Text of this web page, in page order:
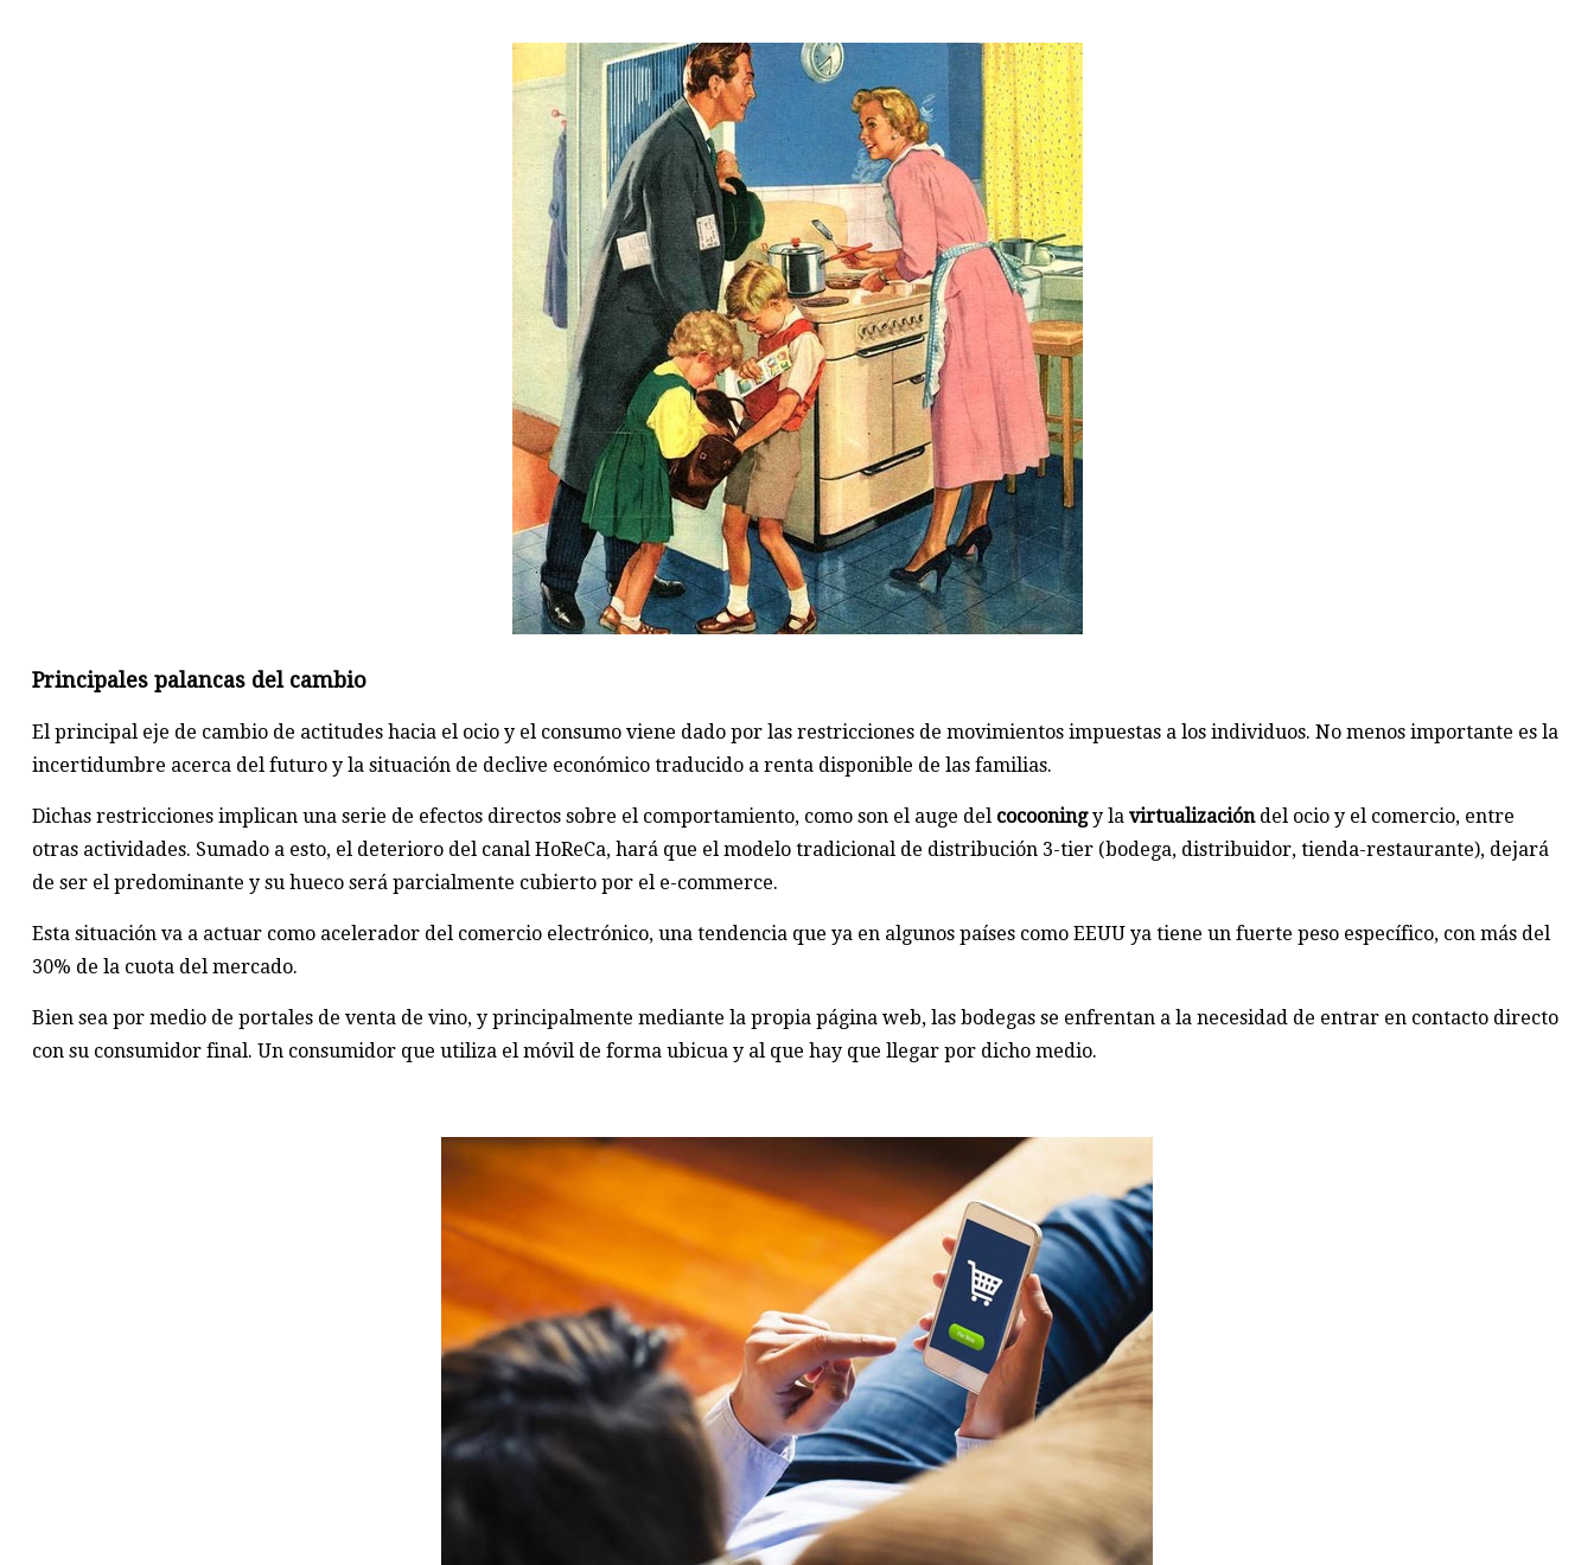
Principales palancas del cambio
El principal eje de cambio de actitudes hacia el ocio y el consumo viene dado por las restricciones de movimientos impuestas a los individuos. No menos importante es la
incertidumbre acerca del futuro y la situación de declive económico traducido a renta disponible de las familias.
Dichas restricciones implican una serie de efectos directos sobre el comportamiento, como son el auge del cocooningy la virtualizacióndel ocio y el comercio, entre
otras actividades. Sumado a esto, el deterioro del canal HoReCa, hará que el modelo tradicional de distribución 3-tier (bodega, distribuidor, tienda-restaurante), dejará
de ser el predominante y su hueco será parcialmente cubierto por el e-commerce.
Esta situación va a actuar como acelerador del comercio electrónico, una tendencia que ya en algunos países como EEUU ya tiene un fuerte peso específico, con más del
30% de la cuota del mercado.
Bien sea por medio de portales de venta de vino, y principalmente mediante la propia página web, las bodegas se enfrentan a la necesidad de entrar en contacto directo
con su consumidor final. Un consumidor que utiliza el móvil de forma ubicua y al que hay que llegar por dicho medio.